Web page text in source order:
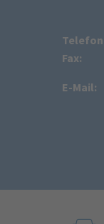
Fax:
E-Mail: